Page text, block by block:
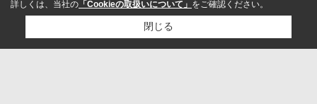
詳しくは、当社の 「Cookieの取扱いについて」 をご確認ください。
閉じる